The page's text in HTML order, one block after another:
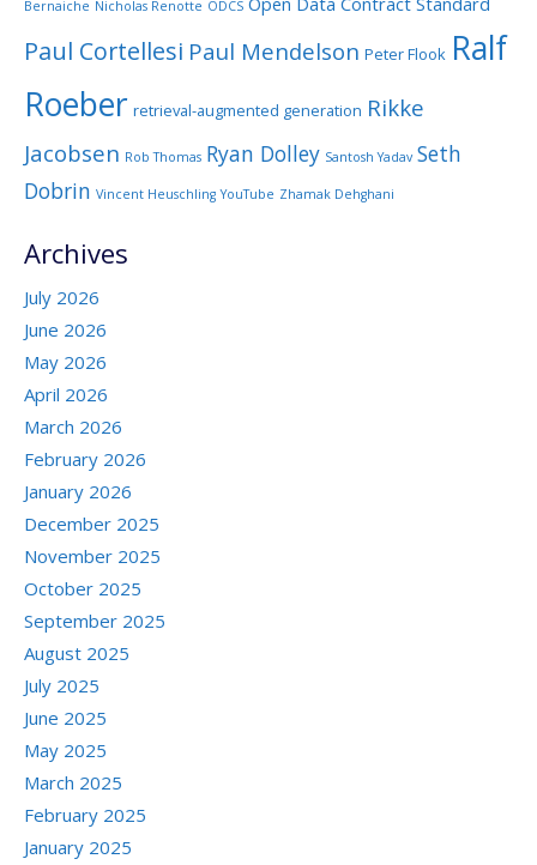
Bernaiche Nicholas Renotte ODCS
Paul Cortellesi Paul Mendelson Peter Flook Ralf
Roeber retrieval-augmented generation Rikke
Jacobsen Rob Thomas Ryan Dolley Santosh Yadav Seth
Dobrin Vincent Heuschling YouTube Zhamak Dehghani
Archives
July 2026
June 2026
May 2026
April 2026
March 2026
February 2026
January 2026
December 2025
November 2025
October 2025
September 2025
August 2025
July 2025
June 2025
May 2025
March 2025
February 2025
January 2025